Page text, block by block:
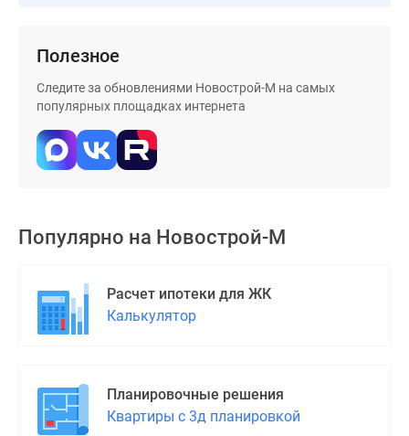
коттеджи
Коттеджные
поселки
Новой
коттеджные
коттеджные
поселки
Полезное
Следите за обновлениями Новострой-М на самых
популярных площадках интернета
Популярно на Новострой-М
Расчет ипотеки для ЖК
Калькулятор
Планировочные решения
Квартиры с 3д планировкой